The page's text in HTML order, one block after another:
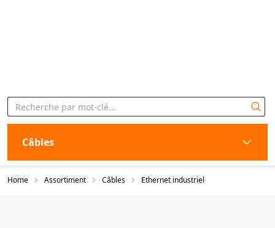
Câbles
Home Assortiment Câbles Ethernet industriel